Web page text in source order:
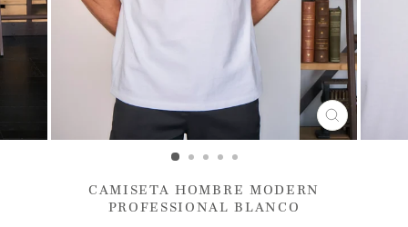
CERRAR
(ESC)
CAMISETA HOMBRE MODERN
PROFESSIONAL BLANCO